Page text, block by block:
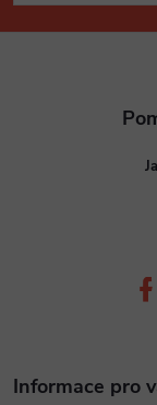
p
Informace pro